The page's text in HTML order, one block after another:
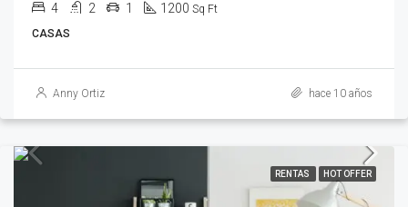
4 2 1 1200 Sq Ft
CASAS
Anny Ortiz hace 10 años
RENTAS HOT OFFER